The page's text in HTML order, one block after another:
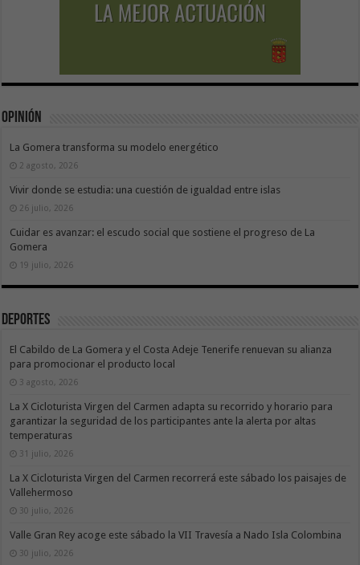
Opinión
La Gomera transforma su modelo energético
2 agosto, 2026
Vivir donde se estudia: una cuestión de igualdad entre islas
26 julio, 2026
Cuidar es avanzar: el escudo social que sostiene el progreso de La
Gomera
19 julio, 2026
Deportes
El Cabildo de La Gomera y el Costa Adeje Tenerife renuevan su alianza
para promocionar el producto local
3 agosto, 2026
La X Cicloturista Virgen del Carmen adapta su recorrido y horario para
garantizar la seguridad de los participantes ante la alerta por altas
temperaturas
31 julio, 2026
La X Cicloturista Virgen del Carmen recorrerá este sábado los paisajes de
Vallehermoso
30 julio, 2026
Valle Gran Rey acoge este sábado la VII Travesía a Nado Isla Colombina
30 julio, 2026